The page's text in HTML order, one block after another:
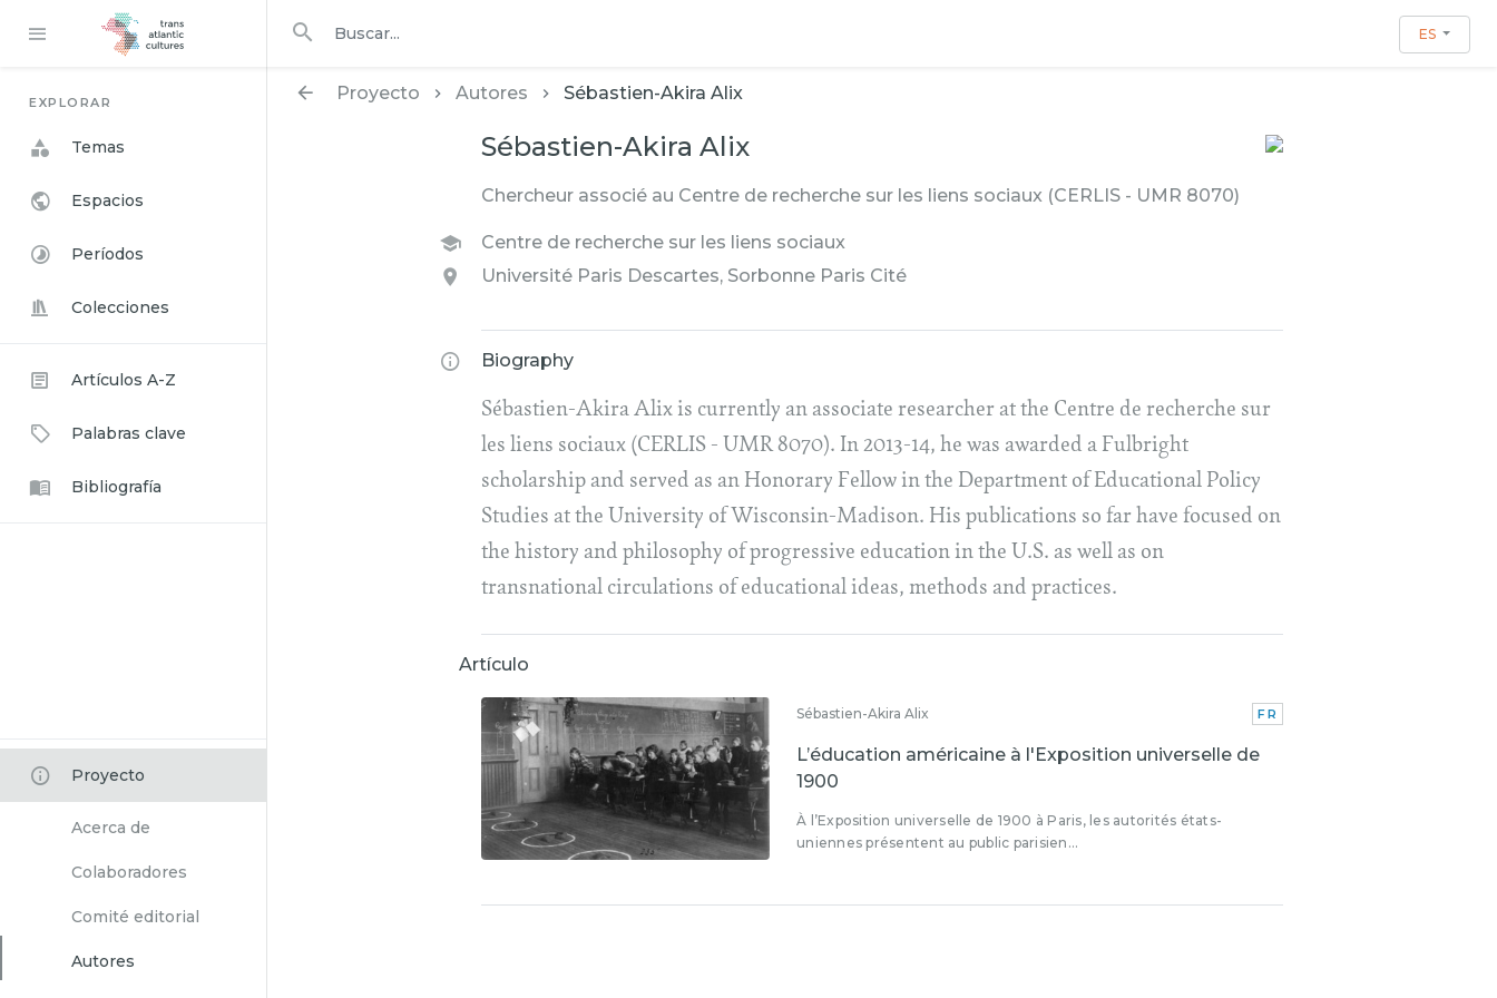
ES
EXPLORAR
Temas
Espacios
Períodos
Colecciones
Artículos A-Z
Palabras clave
Bibliografía
Proyecto
Acerca de
Colaboradores
Comité editorial
Autores
Proyecto Autores Sébastien-Akira Alix
Sébastien-Akira Alix
Chercheur associé au Centre de recherche sur les liens sociaux (CERLIS - UMR 8070)
Centre de recherche sur les liens sociaux
Université Paris Descartes, Sorbonne Paris Cité
Biography
Sébastien-Akira Alix is currently an associate researcher at the Centre de recherche sur
les liens sociaux (CERLIS - UMR 8070). In 2013-14, he was awarded a Fulbright
scholarship and served as an Honorary Fellow in the Department of Educational Policy
Studies at the University of Wisconsin-Madison. His publications so far have focused on
the history and philosophy of progressive education in the U.S. as well as on
transnational circulations of educational ideas, methods and practices.
Artículo
Sébastien-Akira Alix FR
L’éducation américaine à l'Exposition universelle de
1900
À l’Exposition universelle de 1900 à Paris, les autorités états-
uniennes présentent au public parisien...